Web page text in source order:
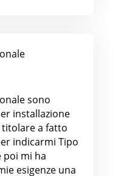
sono
installazione
a fatto
indicarmi Tipo
poi mi ha
esigenze una